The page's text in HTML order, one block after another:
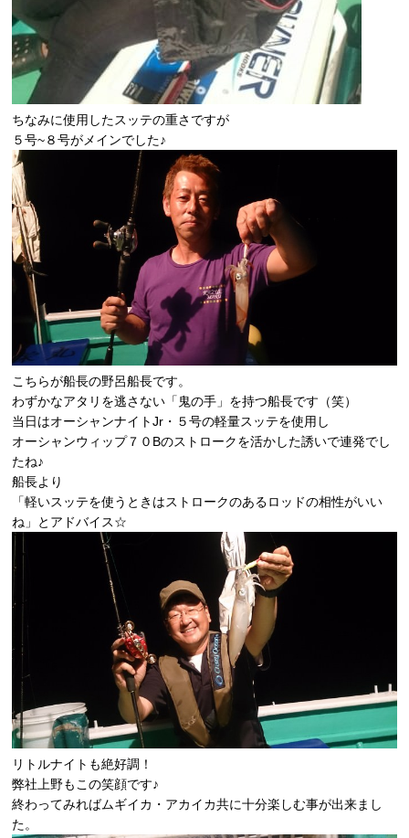
ちなみに使用したスッテの重さですが
５号~８号がメインでした♪
こちらが船長の野呂船長です。
わずかなアタリを逃さない「鬼の手」を持つ船長です（笑）
当日はオーシャンナイトJr・５号の軽量スッテを使用し
オーシャンウィップ７０Bのストロークを活かした誘いで連発でし
たね♪
船長より
「軽いスッテを使うときはストロークのあるロッドの相性がいい
ね」とアドバイス☆
リトルナイト も絶好調！
弊社上野もこの笑顔です♪
終わってみればムギイカ・アカイカ共に十分楽しむ事が出来まし
た。